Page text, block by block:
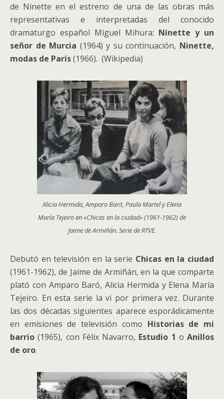
de Ninette en el estreno de una de las obras más
representativas e interpretadas del conocido
dramaturgo español Miguel Mihura: Ninette y un
señor de Murcia (1964) y su continuación, Ninette,
modas de París(1966). (Wikipedia)
Alicia Hermida, Amparo Baró, Paula Martel y Elena
María Tejeiro en «Chicas en la ciudad» (1961-1962) de
Jaime de Armiñán. Serie de RTVE.
Debutó en televisión en la serie Chicas en la ciudad
(1961-1962), de Jaime de Armiñán, en la que comparte
plató con Amparo Baró, Alicia Hermida y Elena María
Tejeiro. En esta serie la vi por primera vez. Durante
las dos décadas siguientes aparece esporádicamente
en emisiones de televisión como Historias de mi
barrio (1965), con Félix Navarro, Estudio 1 o Anillos
de oro.